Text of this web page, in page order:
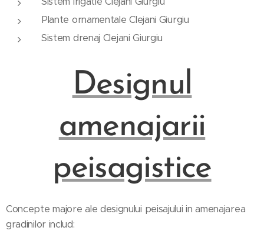
Plante ornamentale Clejani Giurgiu
Sistem drenaj Clejani Giurgiu
Designul
amenajarii
peisagistice
Concepte majore ale designului peisajului in amenajarea
gradinilor includ: